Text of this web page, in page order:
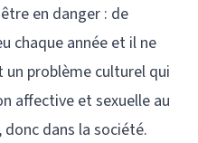
en danger : de
chaque année et il ne
un problème culturel qui
affective et sexuelle au
dans la société.